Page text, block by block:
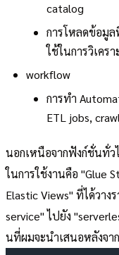
catalog
การโหลดข้อมู
ใช้ในการวิเคร
workflow
การทำ
ETL jobs,
นอกเหนือจากฟังก์ชั่นทั่
ในการใช้งานคือ "Glue
Elastic Views" ที่ได้วาง
service" ไปยัง
นที่ผมจะนำเสนอหลังจา